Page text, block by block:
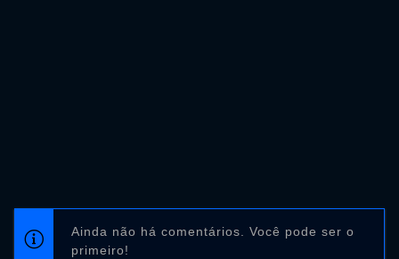
Ainda não há comentários. Você pode ser o
primeiro!